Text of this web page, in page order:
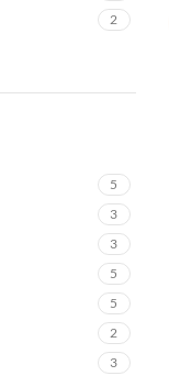
2
5
3
3
5
5
2
3